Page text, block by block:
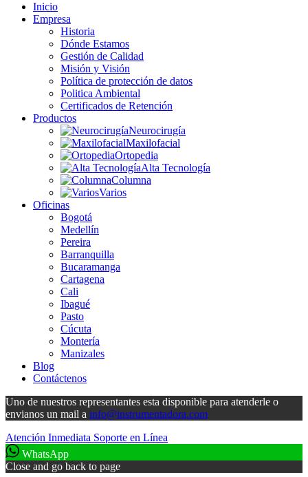
Inicio
Empresa
Historia
Dónde Estamos
Gestión de Calidad
Misión y Visión
Política de protección de datos
Politica Ambiental
Certificados de Retención
Productos
Neurocirugía
Maxilofacial
Ortopedia
Alta Tecnología
Columna
Varios
Oficinas
Bogotá
Medellín
Pereira
Barranquilla
Bucaramanga
Cartagena
Cali
Ibagué
Pasto
Cúcuta
Montería
Manizales
Blog
Contáctenos
Uno de nuestros representantes esta disponible para atenderle o
envianos un mail a info@instrumentadora.com
Atención Inmediata Soporte en Línea
WhatsApp
Close and go back to page